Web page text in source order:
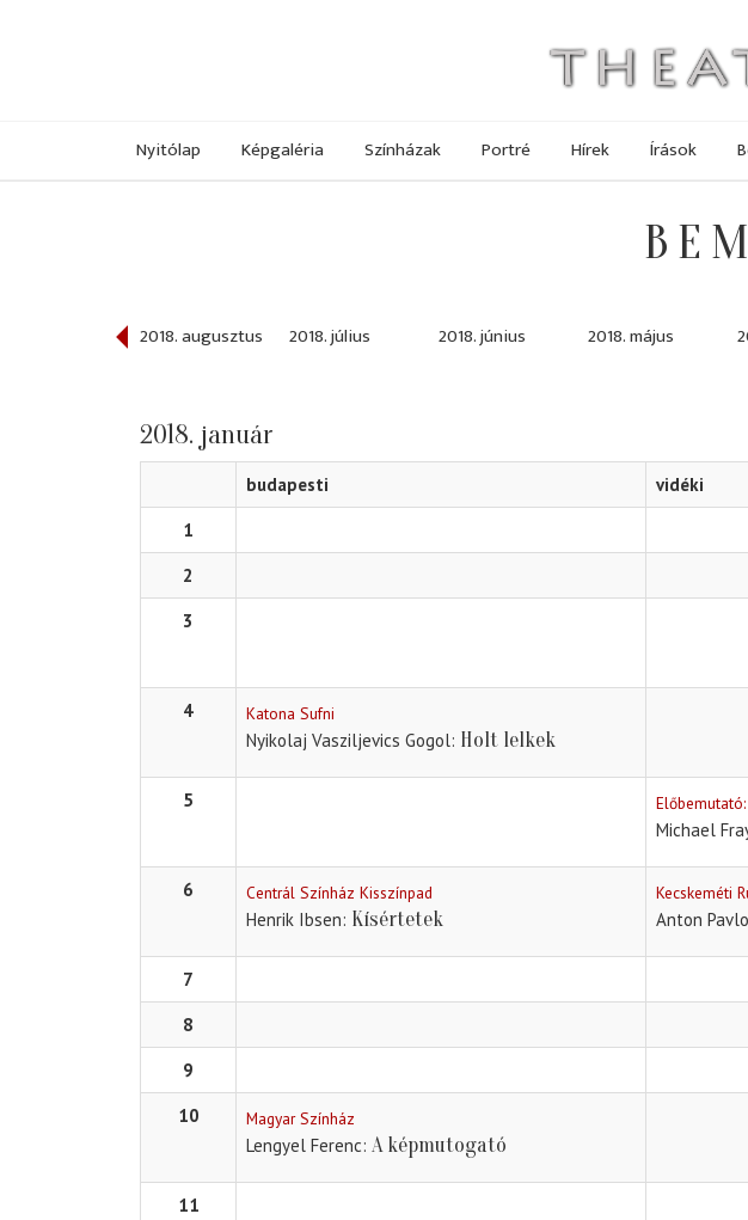
Nyitólap Képgaléria Színházak Portré Hírek Írások
szeptember 2018. augusztus 2018. július 2018. június 2018. május
2018. január
budapesti vidéki
1
2
3
4 Katona Sufni
Nyikolaj Vasziljevics Gogol Holt lelkek
5
Michael
6 Centrál Színház Kisszínpad
Henrik Ibsen Kísértetek
Kecskeméti
Anton
7
8
9
10
Magyar Színház
Lengyel Ferenc A képmutogató
11